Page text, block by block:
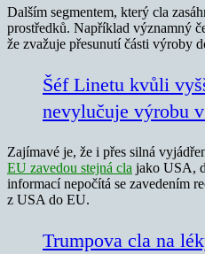
Dalším segmentem, který cla
prostředků. Například významný
že zvažuje přesunutí části výroby
Šéf Linetu kvůli
nevylučuje výrobu
Zajímavé je, že i přes silná
EU zavedou stejná cla jako USA,
informací nepočítá se zavedením
z USA do EU.
Trumpova cla na